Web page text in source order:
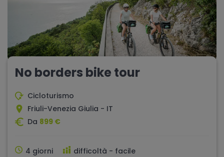
No borders bike tour
Cicloturismo
Friuli-Venezia Giulia - IT
Da 899 €
4 giorni difficoltà - facile